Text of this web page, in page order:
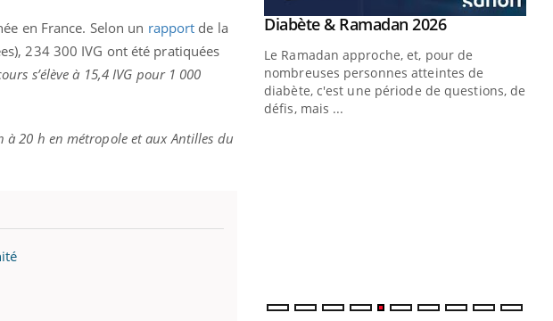
en France. Selon un rapport de la
234 300 IVG ont été pratiquées
s’élève à 15,4 IVG pour 1 000
à 20 h en métropole et aux Antilles du
Youtube
Diabète & Ramadan 2026Youtube
Le Ramadan approche, et, pour de
nombreuses personnes atteintes de
diabète, c'est une période de questions, de
défis, mais ...